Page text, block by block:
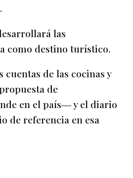
las
como destino turístico.
cuentas de las cocinas y
de
en el país― y el diario
de referencia en esa